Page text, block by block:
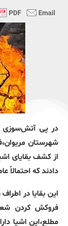
در پی آتش‌سوزی
شهرستان
از کشف بقایای
دادند که احتمالاً
این بقایا در
فروکش کردن
مطلع،این اشیا